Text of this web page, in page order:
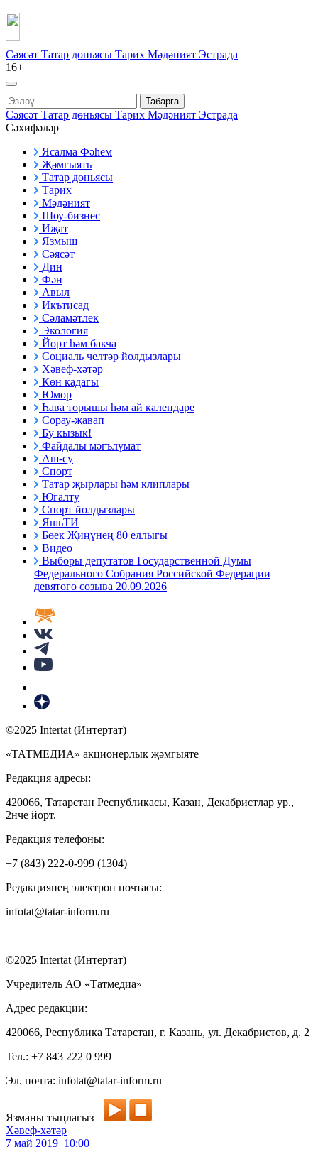
Сәясәт Татар дөньясы Тарих Мәдәният Эстрада
16+
Табарга
Сәясәт Татар дөньясы Тарих Мәдәният Эстрада
Сәхифәләр
Ясалма Фәһем
Җәмгыять
Татар дөньясы
Тарих
Мәдәният
Шоу-бизнес
Иҗат
Язмыш
Сәясәт
Дин
Фән
Авыл
Икътисад
Сәламәтлек
Экология
Йорт һәм бакча
Социаль челтәр йолдызлары
Хәвеф-хәтәр
Көн кадагы
Юмор
Һава торышы һәм ай календаре
Сорау-җавап
Бу кызык!
Файдалы мәгълүмат
Аш-су
Спорт
Татар җырлары һәм клиплары
Югалту
Спорт йолдызлары
ЯшьТИ
Бөек Җиңүнең 80 еллыгы
Видео
Выборы депутатов Государственной Думы
Федерального Собрания Российской Федерации
девятого созыва 20.09.2026
©2025 Intertat (Интертат)
«ТАТМЕДИА» акционерлык җәмгыяте
Редакция адресы:
420066, Татарстан Республикасы, Казан, Декабристлар ур.,
2нче йорт.
Редакция телефоны:
+7 (843) 222-0-999 (1304)
Редакциянең электрон почтасы:
infotat@tatar-inform.ru
©2025 Intertat (Интертат)
Учредитель АО «Татмедиа»
Адрес редакции:
420066, Республика Татарстан, г. Казань, ул. Декабристов, д. 2
Тел.: +7 843 222 0 999
Эл. почта: infotat@tatar-inform.ru
Язманы тыңлагыз
Хәвеф-хәтәр
7 май 2019 10:00